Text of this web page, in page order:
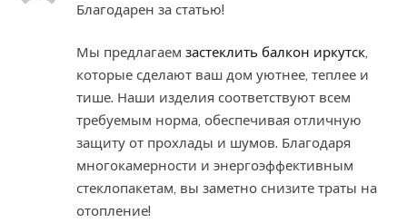
Благодарен за статью!
Мы предлагаем застеклить балкон иркутск,
которые сделают ваш дом уютнее, теплее и
тише. Наши изделия соответствуют всем
требуемым норма, обеспечивая отличную
защиту от прохлады и шумов. Благодаря
многокамерности и энергоэффективным
стеклопакетам, вы заметно снизите траты на
отопление!